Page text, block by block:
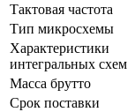
Тактовая частота
Тип микросхемы
Характеристики
интегральных схем
Масса брутто
Срок поставки